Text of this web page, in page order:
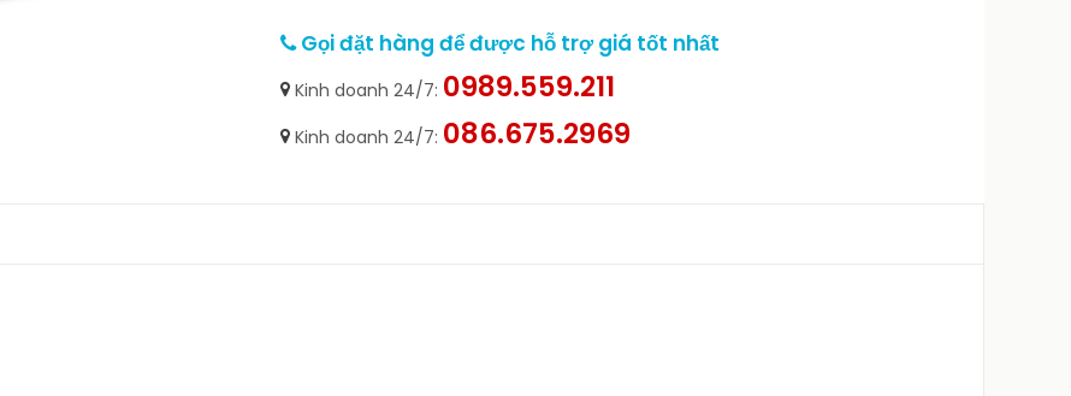
Gọi đặt hàng để được hỗ trợ giá tốt nhất
Kinh doanh 24/7: 0989.559.211
Kinh doanh 24/7: 086.675.2969